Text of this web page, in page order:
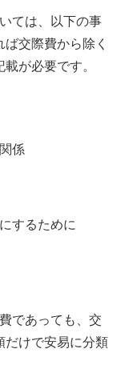
ては、以下の事
交際費から除く
が必要です。
係
するために
であっても、交
だけで安易に分類